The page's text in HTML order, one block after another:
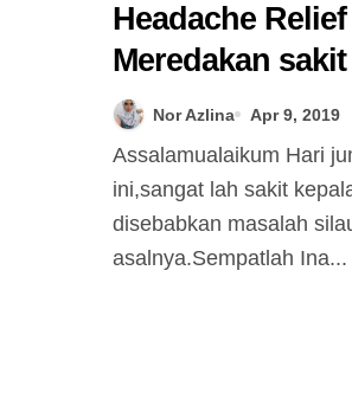
Headache Relief (
Meredakan
dengan teknik
wajah )
Nor Azlina Apr 9, 2019
Assalamualaikum Hari jumaat baru-baru
ini,sangat lah sakit
disebabkan masalah
asalnya.Sempatlah Ina...